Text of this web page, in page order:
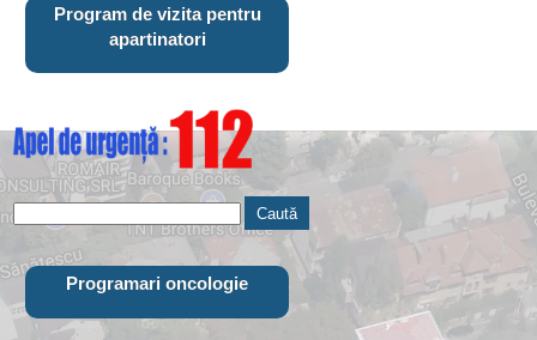
Program de vizita pentru
apartinatori
Programari oncologie